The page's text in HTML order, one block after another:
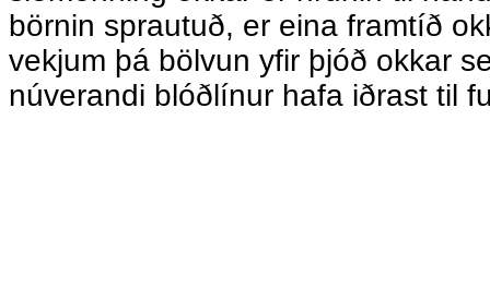
börnin sprautuð, er eina framtíð
vekjum þá bölvun yfir þjóð okkar
núverandi blóðlínur hafa iðrast til